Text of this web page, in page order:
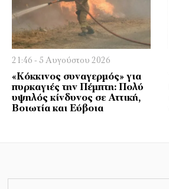
21:46 - 5 Αυγούστου 2026
«Κόκκινος συναγερμός» για
πυρκαγιές την Πέμπτη: Πολύ
υψηλός κίνδυνος σε Αττική,
Βοιωτία και Εύβοια